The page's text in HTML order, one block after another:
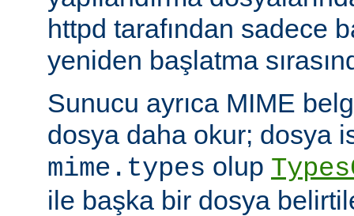
httpd tarafından sadece
yeniden başlatma
Sunucu ayrıca MIME
dosya daha okur; dosya
mime.types olup
ile başka bir dosya